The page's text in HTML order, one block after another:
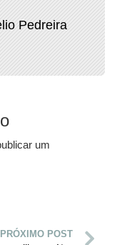
Pedreira
um
PRÓXIMO POST